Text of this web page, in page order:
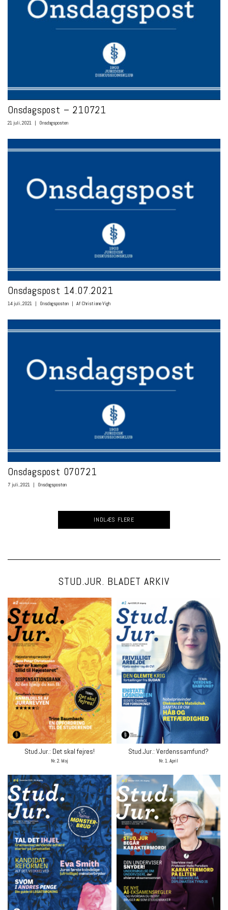
Onsdagspost – 210721
21 juli, 2021 | Onsdagsposten
Onsdagspost 14.07.2021
14 juli, 2021 | Onsdagsposten | Af Christiane Vigh
Onsdagspost 070721
7 juli, 2021 | Onsdagsposten
INDLÆS FLERE
STUD.JUR. BLADET ARKIV
Stud.Jur.: Det skal fejres!
Nr. 2. Maj
Stud.Jur.: Verdenssamfund?
Nr. 1. April